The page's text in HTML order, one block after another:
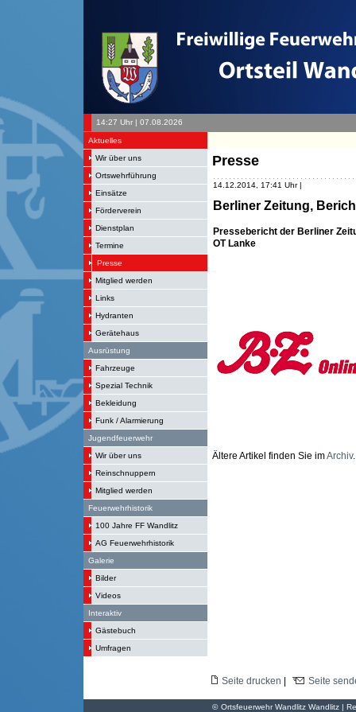
14:27 Uhr | 07.08.2026
Aktuelles
Wir über uns
Ortswehrführung
Einsätze
Förderverein
Dienstplan
Termine
Presse
Mitglied werden
Links
Hydranten
Gerätehaus
Ausrüstung
Fahrzeuge
Spezial Technik
Bekleidung
Funk / Alarmierung
Jugendfeuerwehr
Wir über uns
Reinschnuppern
Mitglied werden
Feuerwehrhistorik
100 Jahre FF Wandlitz
AG Feuerwehrhistorik
Galerie
Bilder
Videos
Interaktiv
Gästebuch
Umfragen
Presse
14.12.2014, 17:41 Uhr |
Berliner Zeitung,
Pressebericht der Berliner
OT Lanke
Ältere Artikel finden Sie imArchiv.
Seite drucken Seite
© Ortsfeuerwehr Wandlitz Wandlitz |